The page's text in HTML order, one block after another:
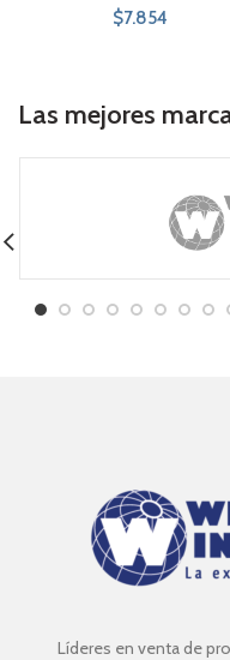
$7.854
Las mejores
Líderes en venta de